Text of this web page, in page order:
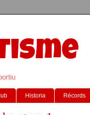
Historia Récords